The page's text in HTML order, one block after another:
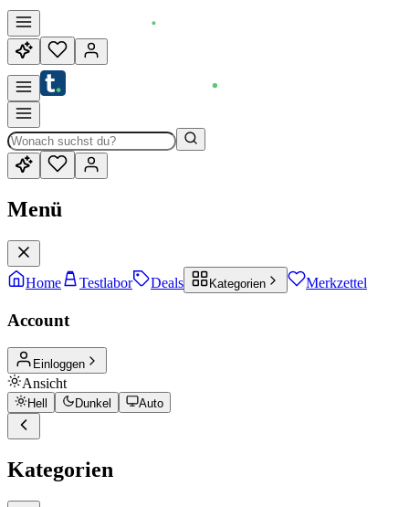
Menü
Home Testlabor Deals Kategorien Merkzettel
Account
Einloggen
Ansicht
Hell Dunkel Auto
Kategorien